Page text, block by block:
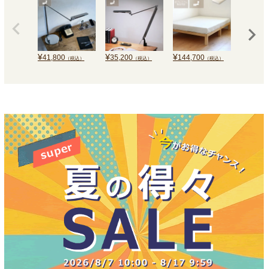
¥41,800 （税込） ¥35,200 （税込） ¥144,700 （税込）